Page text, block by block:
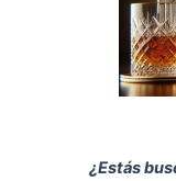
¿Estás